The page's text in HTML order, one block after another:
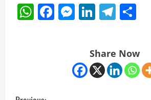
WhatsApp
Facebook
Messenger
LinkedIn
Share Now
C